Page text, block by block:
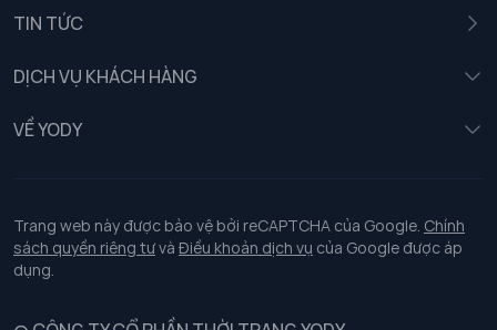
TIN TỨC
DỊCH VỤ KHÁCH HÀNG
Chính sách khách hàng thân thiết
Chính sách bảo vệ dữ liệu cá nhân
Chính sách thanh toán, giao nhận
Chính sách chất lượng và an toàn sức khoẻ nghề nghiệp
VỀ YODY
Tuyển dụng
Trang web này được bảo vệ bởi reCAPTCHA của Google. Chính
sách quyền riêng tưvà Điều khoản dịch vụ của Google được áp
dụng.